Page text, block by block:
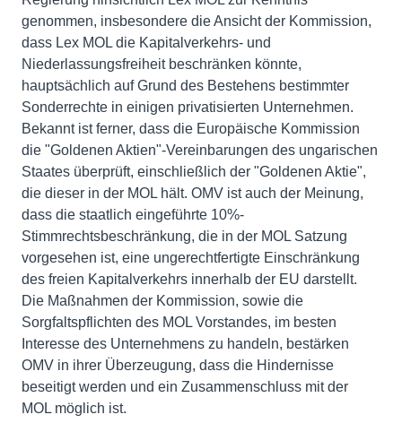
genommen, insbesondere die Ansicht der Kommission,
dass Lex MOL die Kapitalverkehrs- und
Niederlassungsfreiheit beschränken könnte,
hauptsächlich auf Grund des Bestehens bestimmter
Sonderrechte in einigen privatisierten Unternehmen.
Bekannt ist ferner, dass die Europäische Kommission
die "Goldenen Aktien"-Vereinbarungen des ungarischen
Staates überprüft, einschließlich der "Goldenen Aktie",
die dieser in der MOL hält. OMV ist auch der Meinung,
dass die staatlich eingeführte 10%-
Stimmrechtsbeschränkung, die in der MOL Satzung
vorgesehen ist, eine ungerechtfertigte Einschränkung
des freien Kapitalverkehrs innerhalb der EU darstellt.
Die Maßnahmen der Kommission, sowie die
Sorgfaltspflichten des MOL Vorstandes, im besten
Interesse des Unternehmens zu handeln, bestärken
OMV in ihrer Überzeugung, dass die Hindernisse
beseitigt werden und ein Zusammenschluss mit der
MOL möglich ist.